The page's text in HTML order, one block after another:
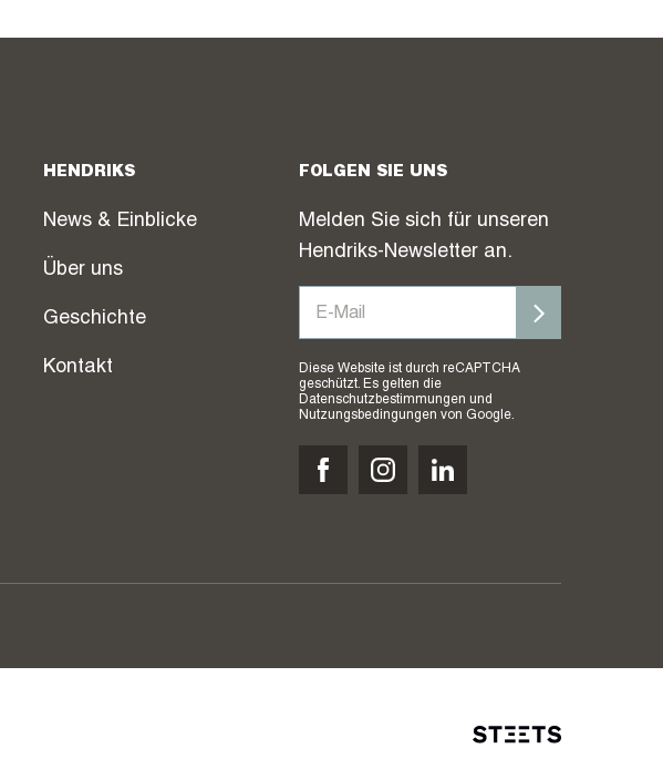
HENDRIKS
News & Einblicke
Über uns
Geschichte
Kontakt
FOLGEN SIE UNS
Melden Sie sich für unseren
Hendriks-Newsletter an.
Diese Website ist durch reCAPTCHA
geschützt. Es gelten die
Datenschutzbestimmungen und
Nutzungsbedingungen von Google.